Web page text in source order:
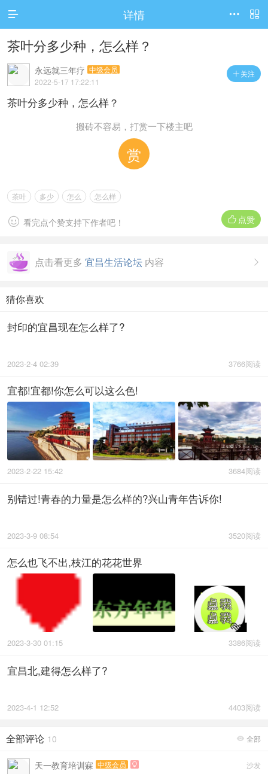
 详情 

茶叶分多少种，怎么样？
 关注
永远就三年疗 中级会员
2022-5-17 17:22:11
茶叶分多少种，怎么样？
搬砖不容易，打赏一下楼主吧
赏
茶叶 多少 怎么 怎么样
 点赞
 看完点个赞支持下作者吧！

点击看更多 宜昌生活论坛 内容
猜你喜欢
封印的宜昌现在怎么样了?
3766阅读
2023-2-4 02:39
宜都!宜都!你怎么可以这么色!
3684阅读
2023-2-22 15:42
别错过!青春的力量是怎么样的?兴山青年告诉你!
3520阅读
2023-3-9 08:54
怎么也飞不出,枝江的花花世界
3386阅读
2023-3-30 01:15
宜昌北,建得怎么样了?
4403阅读
2023-4-1 12:52
 全部
全部评论 10
沙发
天一教育培训寐 中级会员 